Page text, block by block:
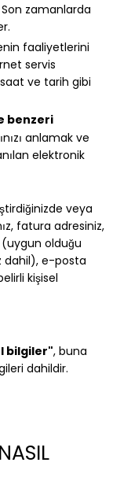
zamanlarda
faaliyetlerini
servis
ve tarih gibi
benzeri
anlamak ve
elektronik
veya
fatura adresiniz,
olduğu
dahil), e-posta
kişisel
bilgiler", buna
dahildir.